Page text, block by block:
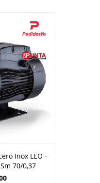
Inox LEO -
70/0,37